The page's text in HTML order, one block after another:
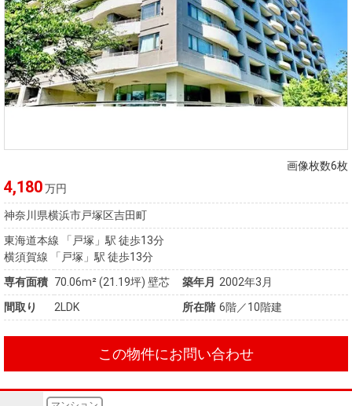
画像枚数6枚
4,180万円
神奈川県横浜市戸塚区吉田町
東海道本線 「戸塚」駅 徒歩13分
横須賀線 「戸塚」駅 徒歩13分
専有面積 70.06m²(21.19坪) 壁芯 築年月 2002年3月
間取り
2LDK 所在階 6階／10階建
この物件にお問い合わせ